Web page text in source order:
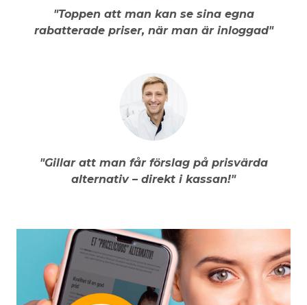
"Toppen att man kan se sina egna
rabatterade priser, när man är inloggad"
"Gillar att man får förslag på prisvärda
alternativ – direkt i kassan!"